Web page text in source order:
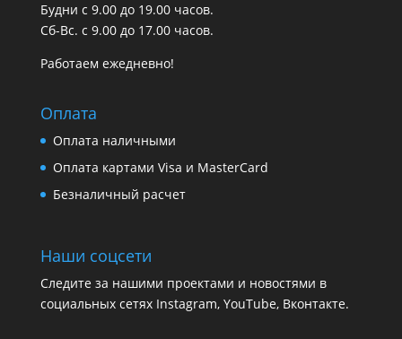
Будни с 9.00 до 19.00 часов.
Сб-Вс. с 9.00 до 17.00 часов.
Работаем ежедневно!
Оплата
Оплата наличными
Оплата картами Visa и MasterCard
Безналичный расчет
Наши соцсети
Следите за нашими проектами и новостями в
социальных сетях Instagram, YouTube, Вконтакте.